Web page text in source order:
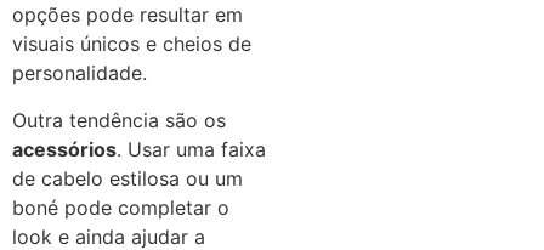
opções pode resultar em
visuais únicos e cheios de
personalidade.
Outra tendência são os
acessórios. Usar uma faixa
de cabelo estilosa ou um
boné pode completar o
look e ainda ajudar a